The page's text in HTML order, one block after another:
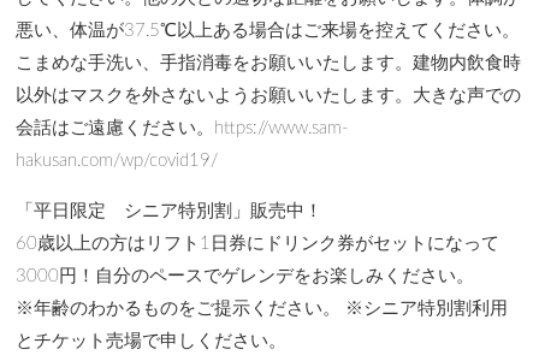
悪い、体温が37.5℃以上ある場合はご来場を控えてください。
こまめな手洗い、手指消毒をお願いいたします。建物内飲食時
以外はマスクを外さないようお願いいたします。大きな声での
会話はご遠慮ください。https://www.sam-
hakusan.com/wp/covid19/
「平日限定 シニア特別割」販売中！
60歳以上の方はリフト1日券にドリンク券がセットになって
3000円！自分のペースでゲレンデをお楽しみください。
※年齢のわかるものをご提示ください。 ※シニア特別割利用
とチケット売場で申しください。